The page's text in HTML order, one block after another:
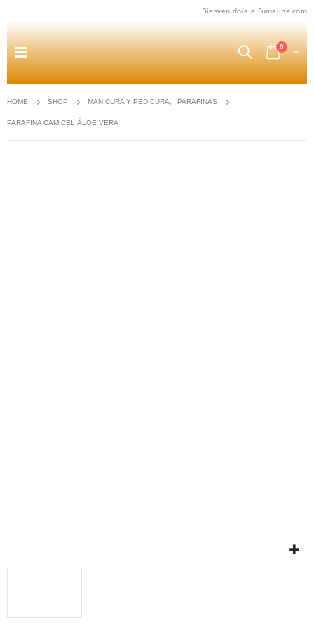
Bienvenido/a a Sumaline.com
0
HOME SHOP MANICURA Y PEDICURA PARAFINAS
PARAFINA CAMICEL ÁLOE VERA